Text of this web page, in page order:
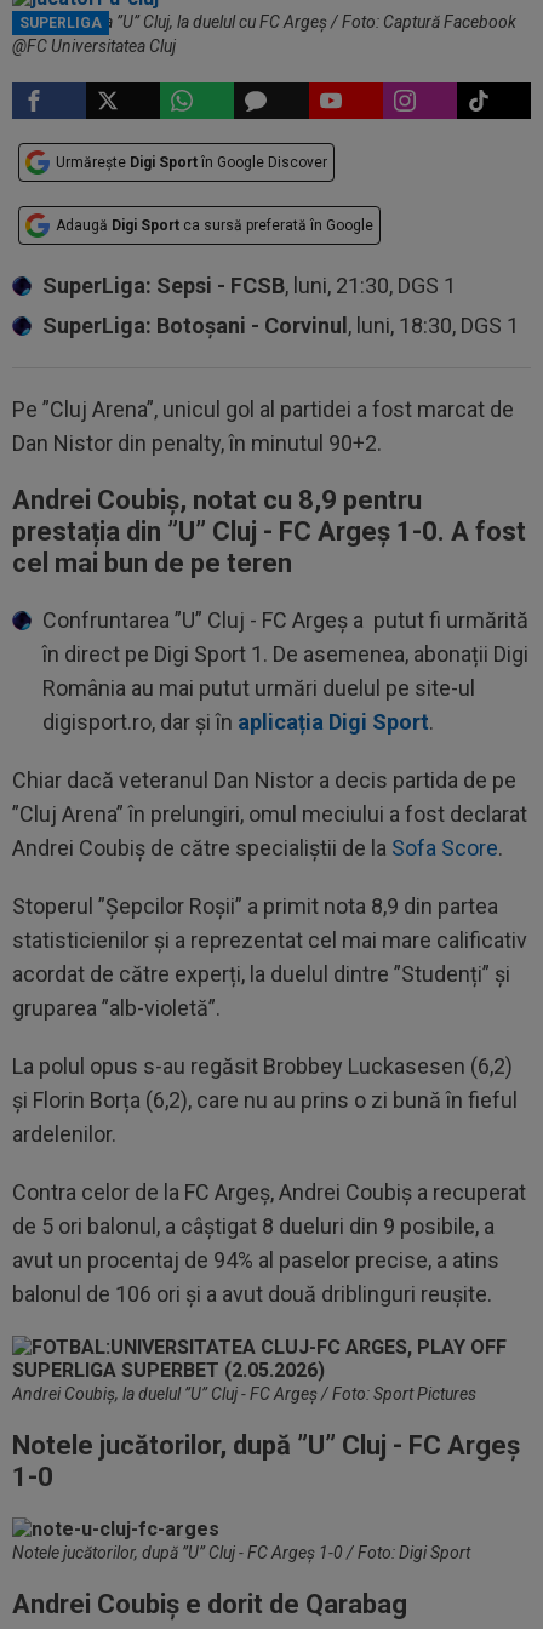
SUPERLIGA
Jucătorii de la ”U” Cluj, la duelul cu FC Argeș / Foto: Captură Facebook
@FC Universitatea Cluj
Urmărește Digi Sport în Google Discover
Adaugă Digi Sport ca sursă preferată în Google
SuperLiga: Sepsi - FCSB, luni, 21:30, DGS 1
SuperLiga: Botoșani - Corvinul , luni, 18:30, DGS 1
Pe ”Cluj Arena”, unicul gol al partidei a fost marcat de
Dan Nistor din penalty, în minutul 90+2.
Andrei Coubiș, notat cu 8,9 pentru
prestația din ”U” Cluj - FC Argeș 1-0. A fost
cel mai bun de pe teren
Confruntarea ”U” Cluj - FC Argeș a putut fi urmărită
în direct pe Digi Sport 1. De asemenea, abonații Digi
România au mai putut urmări duelul pe site-ul
digisport.ro, dar și în aplicația Digi Sport.
Chiar dacă veteranul Dan Nistor a decis partida de pe
”Cluj Arena” în prelungiri, omul meciului a fost declarat
Andrei Coubiș de către specialiștii de la Sofa Score.
Stoperul ”Șepcilor Roșii” a primit nota 8,9 din partea
statisticienilor și a reprezentat cel mai mare calificativ
acordat de către experți, la duelul dintre ”Studenți” și
gruparea ”alb-violetă”.
La polul opus s-au regăsit Brobbey Luckasesen (6,2)
și Florin Borța (6,2), care nu au prins o zi bună în fieful
ardelenilor.
Contra celor de la FC Argeș, Andrei Coubiș a recuperat
de 5 ori balonul, a câștigat 8 dueluri din 9 posibile, a
avut un procentaj de 94% al paselor precise, a atins
balonul de 106 ori și a avut două driblinguri reușite.
Andrei Coubiș, la duelul ”U” Cluj - FC Argeș / Foto: Sport Pictures
Notele jucătorilor, după ”U” Cluj - FC Argeș
1-0
Notele jucătorilor, după ”U” Cluj - FC Argeș 1-0 / Foto: Digi Sport
Andrei Coubiș e dorit de Qarabag